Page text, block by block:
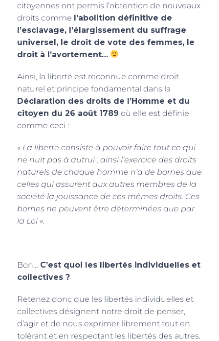
citoyennes ont permis l’obtention de nouveaux
droits comme l’abolition définitive de
l’esclavage, l’élargissement du suffrage
universel, le droit de vote des femmes, le
droit à l’avortement…
Ainsi, la liberté est reconnue comme droit
naturel et principe fondamental dans la
Déclaration des droits de l’Homme et du
citoyen du 26 août 1789 où elle est définie
comme ceci :
« La liberté consiste à pouvoir faire tout ce qui
ne nuit pas à autrui ; ainsi l’exercice des droits
naturels de chaque homme n’a de bornes que
celles qui assurent aux autres membres de la
société la jouissance de ces mêmes droits. Ces
bornes ne peuvent être déterminées que par
la Loi ».
Bon… C’est quoi les libertés individuelles et
collectives ?
Retenez donc que les libertés individuelles et
collectives désignent notre droit de penser,
d’agir et de nous exprimer librement tout en
tolérant et en respectant les libertés des autres.